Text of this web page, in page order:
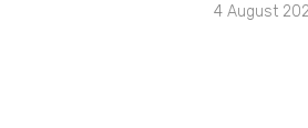
4 August